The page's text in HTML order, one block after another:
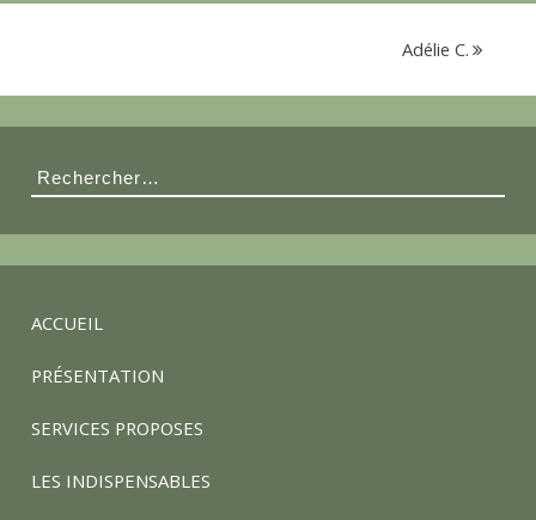
s
é
d
e
s
p
Adélie C.
Rechercher :
ACCUEIL
PRÉSENTATION
SERVICES PROPOSES
LES INDISPENSABLES